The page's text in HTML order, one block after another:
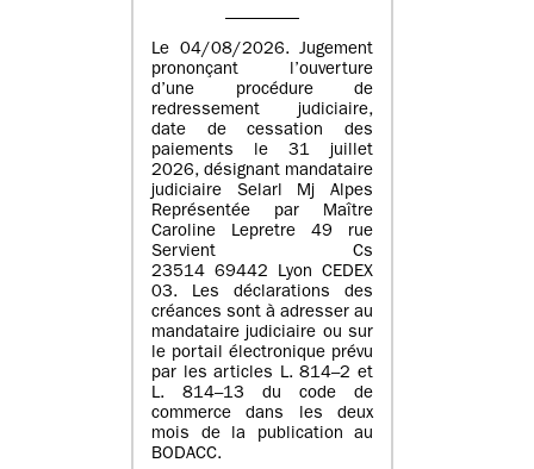
Le 04/08/2026. Jugement
prononçant l’ouverture
d’une procédure de
redressement judiciaire,
date de cessation des
paiements le 31 juillet
2026, désignant mandataire
judiciaire Selarl Mj Alpes
Représentée par Maître
Caroline Lepretre 49 rue
Servient Cs
23514 69442 Lyon CEDEX
03. Les déclarations des
créances sont à adresser au
mandataire judiciaire ou sur
le portail électronique prévu
par les articles L. 814–2 et
L. 814–13 du code de
commerce dans les deux
mois de la publication au
BODACC.